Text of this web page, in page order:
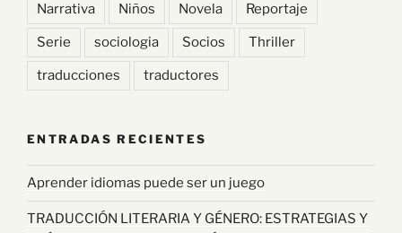
Narrativa Niños Novela Reportaje
Serie sociologia Socios Thriller
traducciones traductores
ENTRADAS RECIENTES
Aprender idiomas puede ser un juego
TRADUCCIÓN LITERARIA Y GÉNERO: ESTRATEGIAS Y